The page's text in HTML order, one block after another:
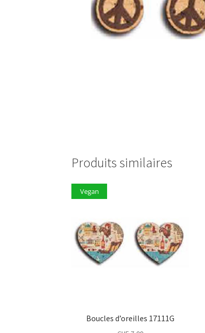
Produits similaires
Vegan
Boucles d’oreilles 17111G